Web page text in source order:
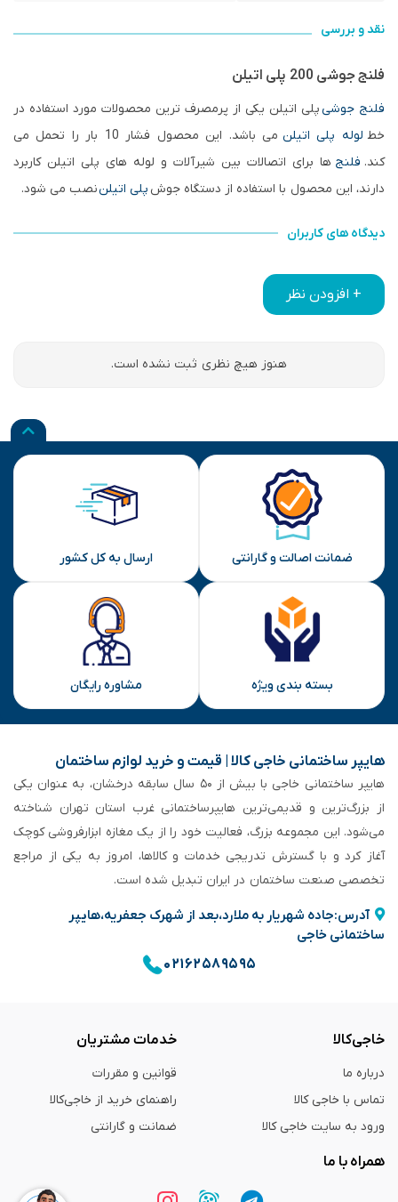
نقد و بررسی
فلنج جوشی 200 پلی اتیلن
فلنج جوشیپلی اتیلن یکی از پرمصرف ترین محصولات مورد استفاده در
خط لوله پلی اتیلن
می باشد. این محصول فشار 10 بار را تحمل می
کند. فلنج ها برای اتصالات بین شیرآلات و لوله های پلی اتیلن کاربرد
دارند، این محصول با استفاده از دستگاه جوش پلی اتیلننصب می شود.
دیدگاه های کاربران
+ افزودن نظر
هنوز هیچ نظری ثبت نشده است.
ضمانت اصالت و گارانتی ارسال به کل کشور
بسته بندی ویژه مشاوره رایگان
هایپر ساختمانی خاجی‌ کالا | قیمت و خرید لوازم ساختمان
هایپر ساختمانی خاجی‌ با بیش از ۵۰ سال سابقه‌ درخشان، به عنوان یکی
از بزرگ‌ترین و قدیمی‌ترین هایپرساختمانی‌ غرب استان تهران شناخته
می‌شود. این مجموعه بزرگ، فعالیت خود را از یک مغازه ابزارفروشی کوچک
آغاز کرد و با گسترش تدریجی خدمات و کالاها، امروز به یکی از مراجع
تخصصی صنعت ساختمان در ایران تبدیل شده است.
آدرس:جاده شهریار به ملارد،بعد از شهرک جعفریه،هایپر
ساختمانی خاجی
۰۲۱۶۲۵۸۹۵۹۵
خاجی‌کالا
درباره ما
تماس با خاجی کالا
ورود به سایت خاجی‌ کالا
خدمات مشتریان
قوانین و مقررات
راهنمای خرید از خاجی‌کالا
ضمانت و گارانتی
همراه با ما